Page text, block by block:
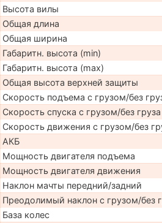
Высота вилы
Общая длина
Общая ширина
Габаритн. высота (min)
Габаритн. высота (max)
Общая высота верхней защиты
Скорость подъема с грузом/без
Скорость спуска с грузом/без груза
Скорость движения с грузом/без
АКБ
Мощность двигателя подъема
Мощность двигателя движения
Наклон мачты передний/задний
Преодолимый наклон с грузом/без
База колес